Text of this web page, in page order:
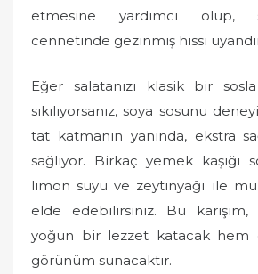
etmesine yardımcı olup,
cennetinde gezinmiş hissi
Eğer salatanızı klasik bir
sıkılıyorsanız, soya sosunu
tat katmanın yanında, ekstra
sağlıyor. Birkaç yemek kaşığı
limon suyu ve zeytinyağı ile
elde edebilirsiniz. Bu karışım,
yoğun bir lezzet katacak hem
görünüm sunacaktır.